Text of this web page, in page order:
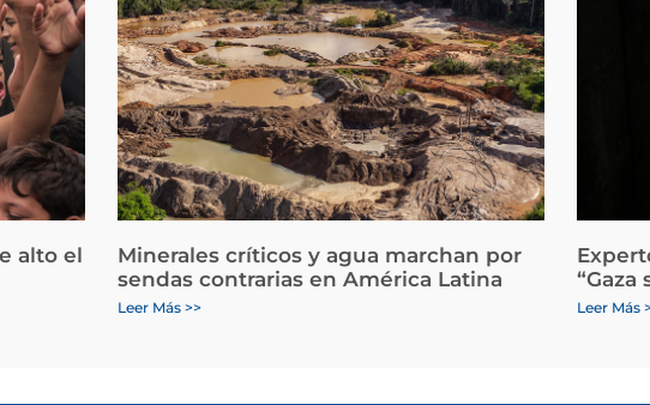
alto el
Minerales críticos y agua marchan por
sendas contrarias en América Latina
Leer Más >>
“Gaza
Leer Más